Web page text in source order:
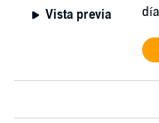
Vista previa